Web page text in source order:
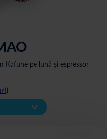
Kafune pe lună și espressor
)
v